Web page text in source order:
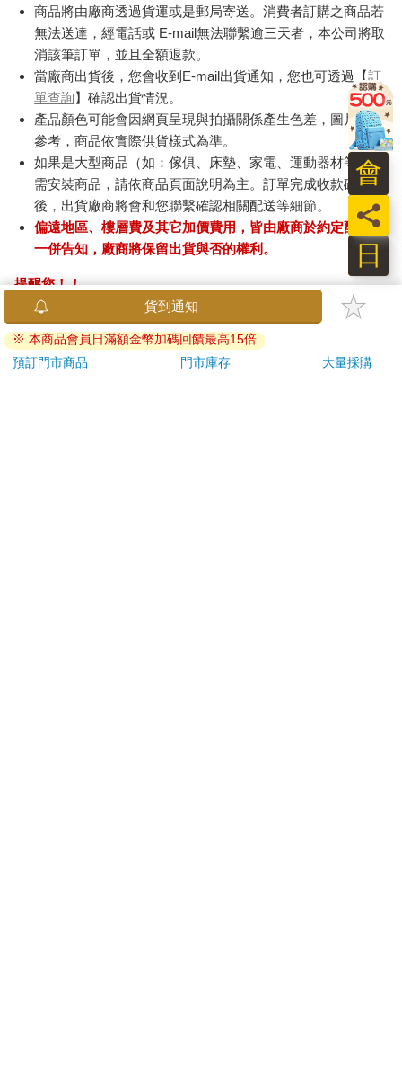
商品將由廠商透過貨運或是郵局寄送。消費者訂購之商品若
無法送達，經電話或 E-mail無法聯繫逾三天者，本公司將取
消該筆訂單，並且全額退款。
當廠商出貨後，您會收到E-mail出貨通知，您也可透過【訂
單查詢】確認出貨情況。
產品顏色可能會因網頁呈現與拍攝關係產生色差，圖片僅供
參考，商品依實際供貨樣式為準。
如果是大型商品（如：傢俱、床墊、家電、運動器材等）及
需安裝商品，請依商品頁面說明為主。訂單完成收款確認
後，出貨廠商將會和您聯繫確認相關配送等細節。
偏遠地區、樓層費及其它加價費用，皆由廠商於約定配送時
一併告知，廠商將保留出貨與否的權利。
提醒您！！
金石堂及銀行均不會請您操作ATM! 如接獲電話要求您前往
ATM提款機，請不要聽從指示，以免受騙上當！
退換貨須知：
日
員
會